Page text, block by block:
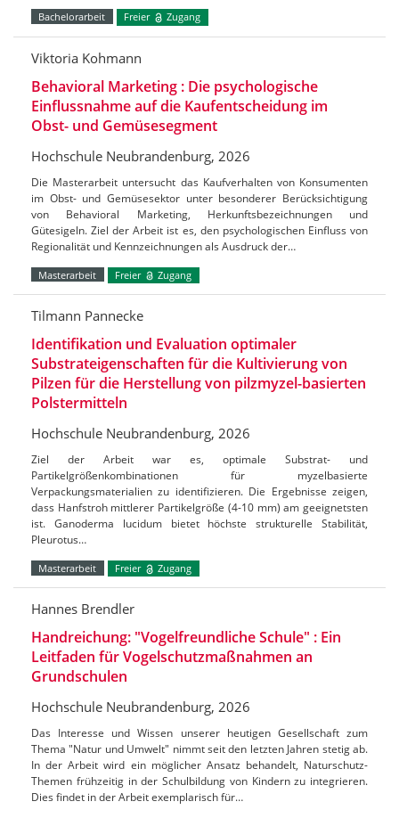
Bachelorarbeit Freier Zugang
Viktoria Kohmann
Behavioral Marketing : Die psychologische
Einflussnahme auf die Kaufentscheidung im
Obst- und Gemüsesegment
Hochschule Neubrandenburg, 2026
Die Masterarbeit untersucht das Kaufverhalten von Konsumenten
im Obst- und Gemüsesektor unter besonderer Berücksichtigung
von Behavioral Marketing, Herkunftsbezeichnungen und
Gütesigeln. Ziel der Arbeit ist es, den psychologischen Einfluss von
Regionalität und Kennzeichnungen als Ausdruck der…
Masterarbeit Freier Zugang
Tilmann Pannecke
Identifikation und Evaluation optimaler
Substrateigenschaften für die Kultivierung von
Pilzen für die Herstellung von pilzmyzel-basierten
Polstermitteln
Hochschule Neubrandenburg, 2026
Ziel der Arbeit war es, optimale Substrat- und
Partikelgrößenkombinationen für myzelbasierte
Verpackungsmaterialien zu identifizieren. Die Ergebnisse zeigen,
dass Hanfstroh mittlerer Partikelgröße (4-10 mm) am geeignetsten
ist. Ganoderma lucidum bietet höchste strukturelle Stabilität,
Pleurotus…
Masterarbeit Freier Zugang
Hannes Brendler
Handreichung: "Vogelfreundliche Schule" : Ein
Leitfaden für Vogelschutzmaßnahmen an
Grundschulen
Hochschule Neubrandenburg, 2026
Das Interesse und Wissen unserer heutigen Gesellschaft zum
Thema "Natur und Umwelt" nimmt seit den letzten Jahren stetig ab.
In der Arbeit wird ein möglicher Ansatz behandelt, Naturschutz-
Themen frühzeitig in der Schulbildung von Kindern zu integrieren.
Dies findet in der Arbeit exemplarisch für…